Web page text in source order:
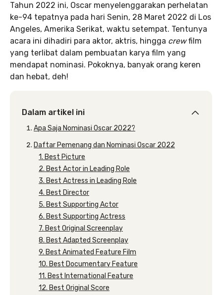
Tahun 2022 ini, Oscar menyelenggarakan perhelatan
ke-94 tepatnya pada hari Senin, 28 Maret 2022 di Los
Angeles, Amerika Serikat, waktu setempat. Tentunya
acara ini dihadiri para aktor, aktris, hingga crewfilm
yang terlibat dalam pembuatan karya film yang
mendapat nominasi. Pokoknya, banyak orang keren
dan hebat, deh!
Dalam artikel ini
Apa Saja Nominasi Oscar 2022?
Daftar Pemenang dan Nominasi Oscar 2022
1. Best Picture
2. Best Actor in Leading Role
3. Best Actress in Leading Role
4. Best Director
5. Best Supporting Actor
6. Best Supporting Actress
7. Best Original Screenplay
8. Best Adapted Screenplay
9. Best Animated Feature Film
10. Best Documentary Feature
11. Best International Feature
12. Best Original Score